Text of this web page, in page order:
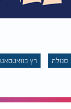
סגולה רץ